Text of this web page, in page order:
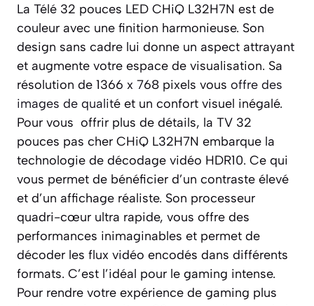
La Télé 32 pouces LED CHiQ L32H7N est de
couleur avec une finition harmonieuse. Son
design sans cadre lui donne un aspect attrayant
et augmente votre espace de visualisation. Sa
résolution de 1366 x 768 pixels vous offre des
images de qualité et un confort visuel inégalé.
Pour vous offrir plus de détails, la TV 32
pouces pas cher CHiQ L32H7N embarque la
technologie de décodage vidéo HDR10. Ce qui
vous permet de bénéficier d’un contraste élevé
et d’un affichage réaliste. Son processeur
quadri-cœur ultra rapide, vous offre des
performances inimaginables et permet de
décoder les flux vidéo encodés dans différents
formats. C’est l’idéal pour le gaming intense.
Pour rendre votre expérience de gaming plus